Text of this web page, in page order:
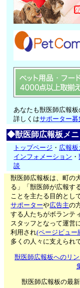
あなたも獣医師広報板
詳しくはサポーター募
◆獣医師広報板メニ
トップページ ・ 広報板
インフォメーション ・
談
獣医師広報板は、町の
る」「獣医師が広報する
ことを主たる目的とし
サポーターや広告主の
する人たちがボランテ
スタッフとなって運営
利用され(ページビュー
多くの人々に支えられ
獣医師広報板へのリン
獣医師広報板の最